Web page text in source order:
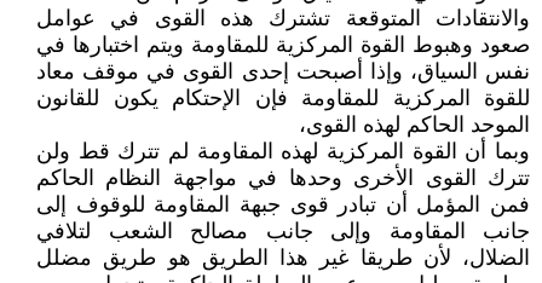
والانتقادات المتوقعة تشترك هذه القوى في عوامل
صعود وهبوط القوة المركزية للمقاومة ويتم اختبارها في
نفس السياق، وإذا أصبحت إحدى القوى في موقف معاد
للقوة المركزية للمقاومة فإن الإحتكام يكون للقانون
الموحد الحاكم لهذه القوى،
وبما أن القوة المركزية لهذه المقاومة لم تترك قط ولن
تترك القوى الأخرى وحدها في مواجهة النظام الحاكم
فمن المؤمل أن تبادر قوى جبهة المقاومة للوقوف إلى
جانب المقاومة وإلى جانب مصالح الشعب لتلافي
الضلال، لأن طريقا غير هذا الطريق هو طريق مضلل